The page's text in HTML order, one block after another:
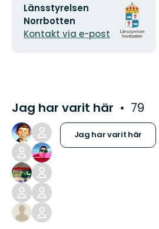
E-
postadress
Länsstyrelsen
Norrbotten
Kontakt via e-post
logotyp
Jag har varit här 79
Jag har varit här